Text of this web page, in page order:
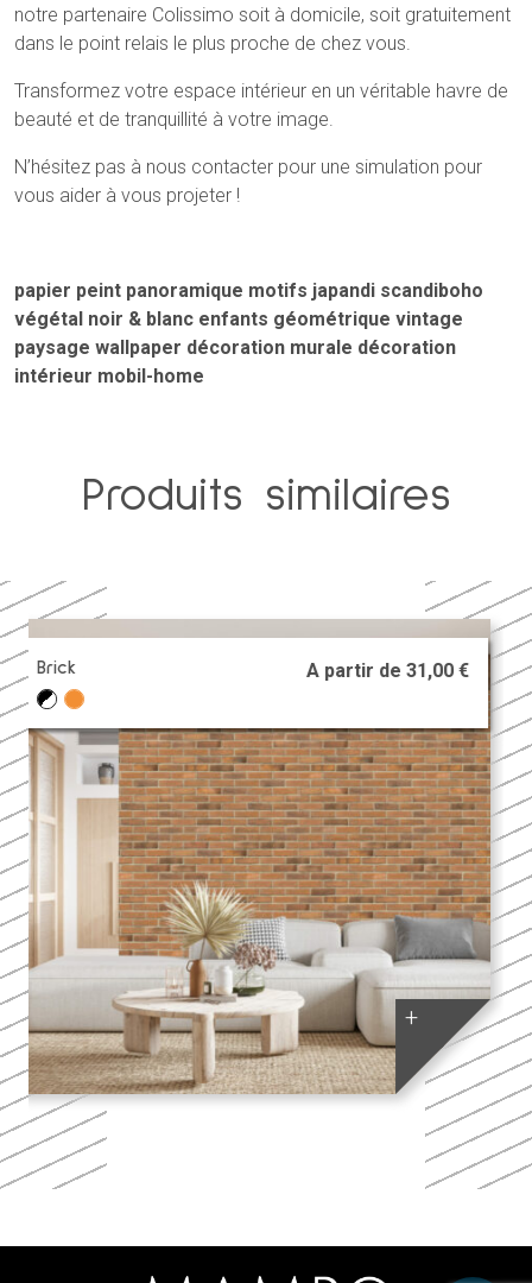
notre partenaire Colissimo soit à domicile, soit gratuitement
dans le point relais le plus proche de chez vous.
Transformez votre espace intérieur en un véritable havre de
beauté et de tranquillité à votre image.
N’hésitez pas à nous contacter pour une simulation pour
vous aider à vous projeter !
papier peint panoramique motifs japandi scandiboho
végétal noir & blanc enfants géométrique vintage
paysage wallpaper décoration murale décoration
intérieur mobil-home
Produits similaires
Atlanta A partir de31,00
+